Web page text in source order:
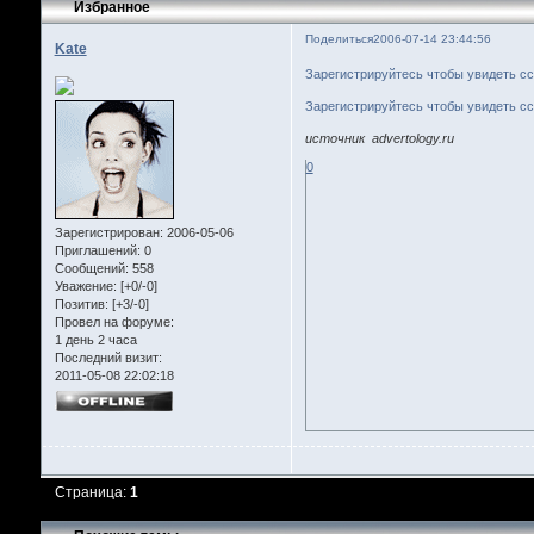
Избранное
Поделиться2006-07-14 23:44:56
Kate
Зарегистрирован: 2006-05-06
Приглашений: 0
Сообщений: 558
Уважение: [+0/-0]
Позитив: [+3/-0]
Провел на форуме:
1 день 2 часа
Последний визит:
2011-05-08 22:02:18
Зарегистрируйтесь чтобы увидеть
Зарегистрируйтесь чтобы увидеть
источник advertology.ru
0
Страница: 1